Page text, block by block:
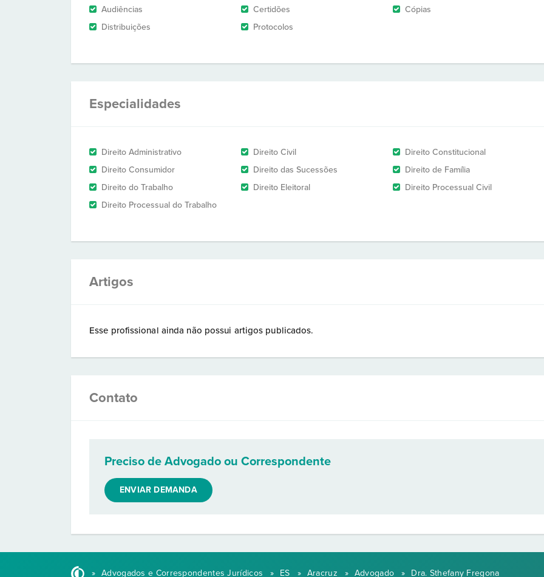
Audiências Certidões
Cópias
Distribuições
Protocolos
Especialidades
Direito Administrativo Direito Civil
Direito Constitucional
Direito Consumidor
Direito das Sucessões
Direito de Família
Direito do Trabalho
Direito Eleitoral
Direito Processual Civil
Direito Processual do Trabalho
Artigos
Esse profissional ainda não possui artigos publicados.
Contato
Preciso de Advogado ou Correspondente
ENVIAR DEMANDA
» Advogados e Correspondentes Jurídicos » ES » Aracruz » Advogado » Dra. Sthefany Fregona